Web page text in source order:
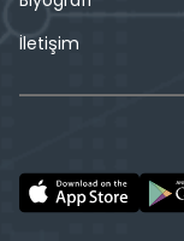
İletişim